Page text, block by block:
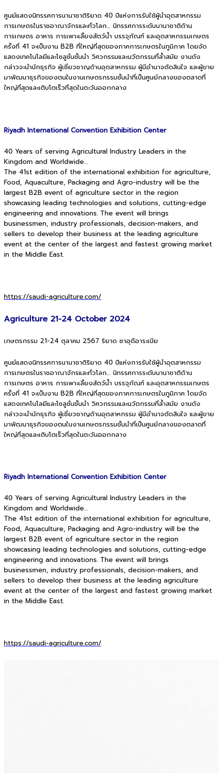
ศูนย์แสดงนิทรรศการนานาชาติริยาด 40 ปีแห่งการรับใช้ผู้นำอุตสาหกรรม
การเกษตรในราชอาณาจักรและทั่วโลก… นิทรรศการระดับนานาชาติด้าน
การเกษตร อาหาร การเพาะเลี้ยงสัตว์น้ำ บรรจุภัณฑ์ และอุตสาหกรรมเกษตร
ครั้งที่ 41 จะเป็นงาน B2B ที่ใหญ่ที่สุดของภาคการเกษตรในภูมิภาค โดยจัด
แสดงเทคโนโลยีและโซลูชั่นชั้นนำ วิศวกรรมและนวัตกรรมที่ล้ำสมัย งานดัง
กล่าวจะนำนักธุรกิจ ผู้เชี่ยวชาญด้านอุตสาหกรรม ผู้มีอำนาจตัดสินใจ และผู้ขาย
มาพัฒนาธุรกิจของตนในงานเกษตรกรรมชั้นนำที่เป็นศูนย์กลางของตลาดที่
ใหญ่ที่สุดและเติบโตเร็วที่สุดในตะวันออกกลาง
Riyadh International Convention Exhibition Center
40 Years of serving Agricultural Industry Leaders in the
Kingdom and Worldwide…
The 41st edition of the international exhibition for agriculture,
Food, Aquaculture, Packaging and Agro-industry will be the
largest B2B event of agriculture sector in the region
showcasing leading technologies and solutions, cutting-edge
engineering and innovations. The event will brings
businessmen, industry professionals, decision-makers, and
sellers to develop their business at the leading agriculture
event at the center of the largest and fastest growing market
in the Middle East.
https://saudi-agriculture.com/
Agriculture 21-24 October 2024
เกษตรกรรม 21-24 ตุลาคม 2567 ริยาด ซาอุดีอาระเบีย
ศูนย์แสดงนิทรรศการนานาชาติริยาด 40 ปีแห่งการรับใช้ผู้นำอุตสาหกรรม
การเกษตรในราชอาณาจักรและทั่วโลก… นิทรรศการระดับนานาชาติด้าน
การเกษตร อาหาร การเพาะเลี้ยงสัตว์น้ำ บรรจุภัณฑ์ และอุตสาหกรรมเกษตร
ครั้งที่ 41 จะเป็นงาน B2B ที่ใหญ่ที่สุดของภาคการเกษตรในภูมิภาค โดยจัด
แสดงเทคโนโลยีและโซลูชั่นชั้นนำ วิศวกรรมและนวัตกรรมที่ล้ำสมัย งานดัง
กล่าวจะนำนักธุรกิจ ผู้เชี่ยวชาญด้านอุตสาหกรรม ผู้มีอำนาจตัดสินใจ และผู้ขาย
มาพัฒนาธุรกิจของตนในงานเกษตรกรรมชั้นนำที่เป็นศูนย์กลางของตลาดที่
ใหญ่ที่สุดและเติบโตเร็วที่สุดในตะวันออกกลาง
Riyadh International Convention Exhibition Center
40 Years of serving Agricultural Industry Leaders in the
Kingdom and Worldwide…
The 41st edition of the international exhibition for agriculture,
Food, Aquaculture, Packaging and Agro-industry will be the
largest B2B event of agriculture sector in the region
showcasing leading technologies and solutions, cutting-edge
engineering and innovations. The event will brings
businessmen, industry professionals, decision-makers, and
sellers to develop their business at the leading agriculture
event at the center of the largest and fastest growing market
in the Middle East.
https://saudi-agriculture.com/